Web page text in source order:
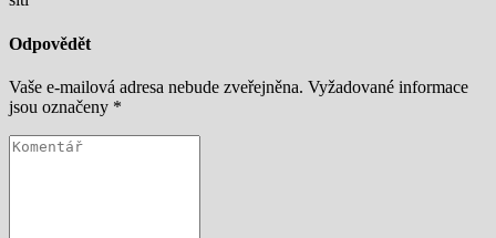
Odpovědět
Vaše e-mailová adresa nebude zveřejněna. Vyžadované informace
jsou označeny *